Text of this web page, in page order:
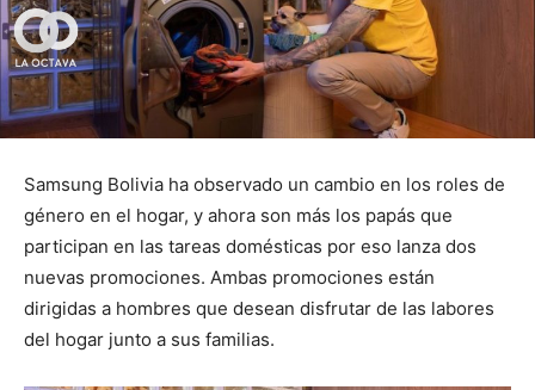
Samsung Bolivia ha observado un cambio en los roles de
género en el hogar, y ahora son más los papás que
participan en las tareas domésticas por eso lanza dos
nuevas promociones. Ambas promociones están
dirigidas a hombres que desean disfrutar de las labores
del hogar junto a sus familias.